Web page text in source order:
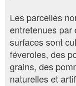
Les parcelles
entretenues par
surfaces sont
féveroles, des
grains, des
naturelles et